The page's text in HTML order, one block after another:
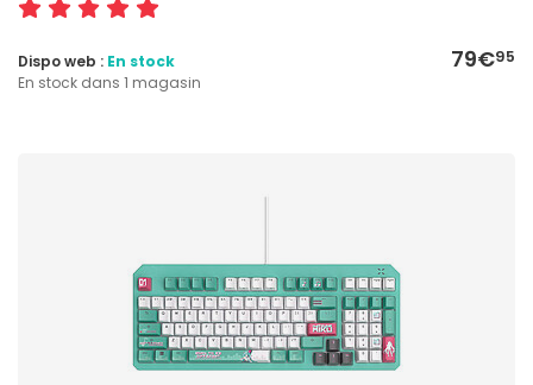
79€95
Dispo web : En stock
En stock dans 1 magasin